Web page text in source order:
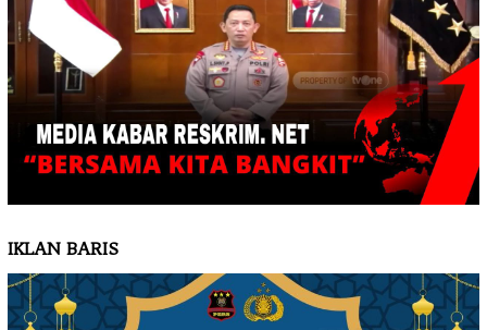
IKLAN BARIS